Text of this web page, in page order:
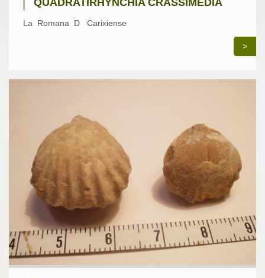
QUADRATIRHYNCHIA CRASSIMEDIA
La Romana D Carixiense
>